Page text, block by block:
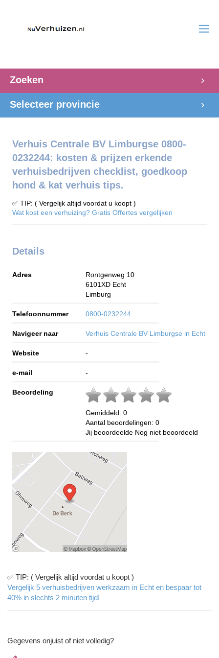
Zoeken
Selecteer provincie
Verhuis Centrale BV Limburgse 0800-
0232244: kosten & prijzen erkende
verhuisbedrijven checklist, goedkoop
hond & kat verhuis tips.
✅ TIP: ( Vergelijk altijd voordat u koopt )
Wat kost een verhuizing? Gratis Offertes vergelijken
Details
Adres
Rontgenweg 10
6101XD Echt
Limburg
Telefoonnummer 0800-0232244
Navigeer naar Verhuis Centrale BV Limburgse in Echt
Website -
e-mail -
Beoordeling
Gemiddeld: 0
Aantal beoordelingen: 0
Jij beoordeelde Nog niet beoordeeld
✅ TIP: ( Vergelijk altijd voordat u koopt )
Vergelijk 5 verhuisbedrijven werkzaam in Echt en bespaar tot
40% in slechts 2 minuten tijd!
Gegevens onjuist of niet volledig?